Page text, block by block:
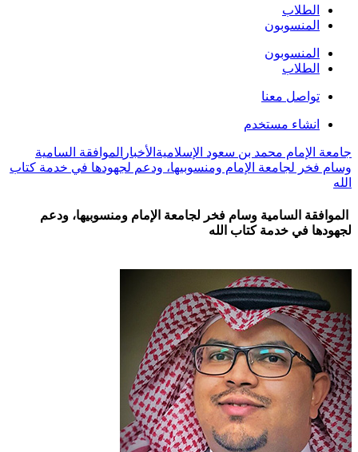
الطلاب
المنسوبون
المنسوبون
الطلاب
تواصل معنا
انشاء مستخدم
محمد بن سعود الإسلاميةالأخبارالموافقة السامية
لجامعة الإمام ومنسوبيها، ودعم لجهودها في خدمة كتاب
السامية وسام فخر لجامعة الإمام ومنسوبيها، ودعم
في خدمة كتاب الله